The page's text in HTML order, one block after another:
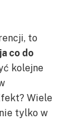
to
co do
kolejne
Wiele
tylko w